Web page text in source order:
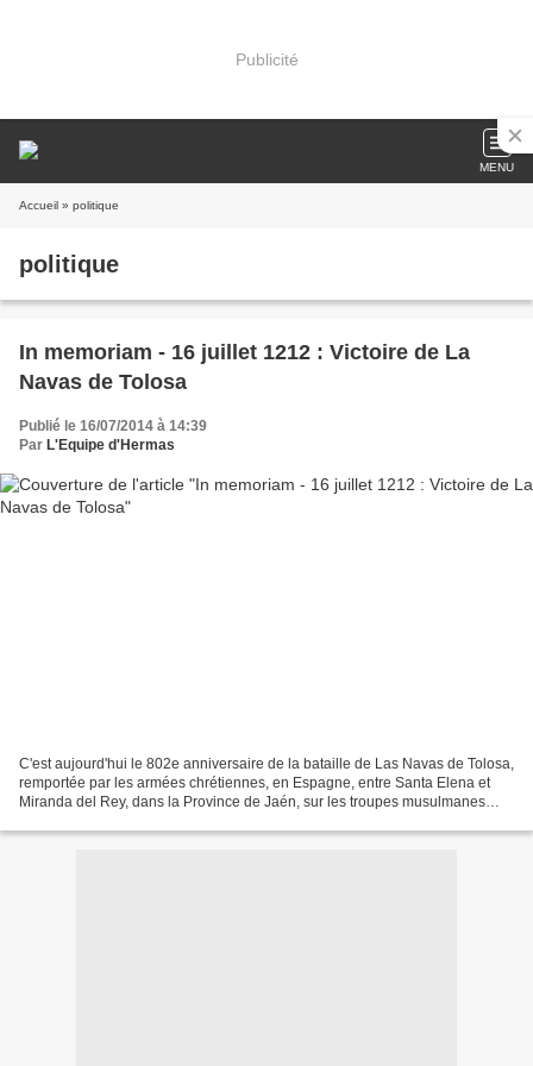
Publicité
MENU
Accueil » politique
politique
In memoriam - 16 juillet 1212 : Victoire de La
Navas de Tolosa
Publié le 16/07/2014 à 14:39
Par L'Equipe d'Hermas
C'est aujourd'hui le 802e anniversaire de la bataille de Las Navas de Tolosa,
remportée par les armées chrétiennes, en Espagne, entre Santa Elena et
Miranda del Rey, dans la Province de Jaén, sur les troupes musulmanes